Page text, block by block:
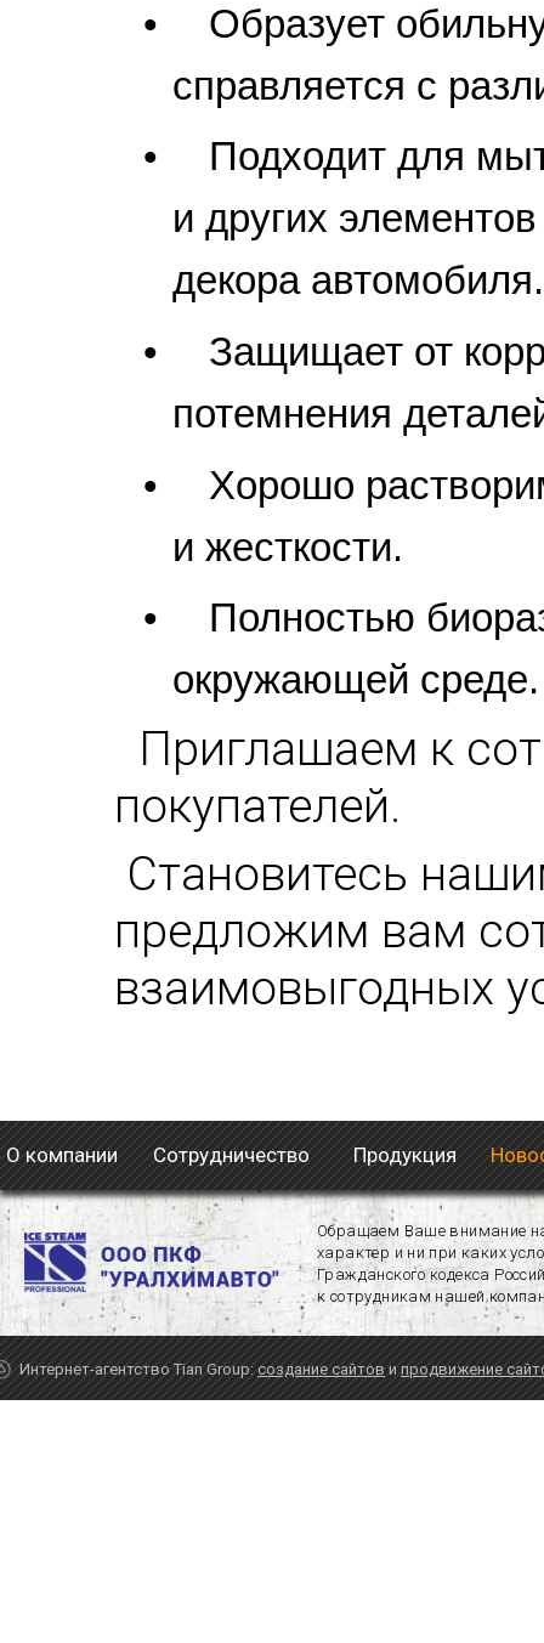
•
Образует
справляется с
•
Подходит для
и других
декора автомобиля.
•
Защищает от
потемнения
•
Хорошо
и жесткости.
•
Полностью
окружающей среде.
Приглашаем к
покупателей.
Становитесь
предложим вам
взаимовыгодных
О компании Сотрудничество Продукция
Обращаем Ваше внимание
характер и ни при каких
Гражданского кодекса
к сотрудникам нашей
Интернет-агентство Tian Group: создание сайтов и продвижение